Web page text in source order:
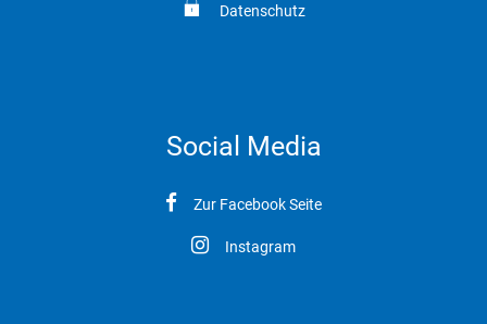
Datenschutz
Social Media
Zur Facebook Seite
Instagram